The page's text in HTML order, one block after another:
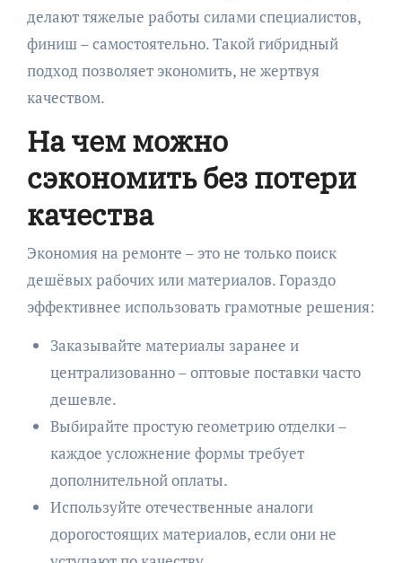
делают тяжелые работы силами специалистов,
финиш – самостоятельно. Такой гибридный
подход позволяет экономить, не жертвуя
качеством.
На чем можно
сэкономить без потери
качества
Экономия на ремонте – это не только поиск
дешёвых рабочих или материалов. Гораздо
эффективнее использовать грамотные решения:
Заказывайте материалы заранее и
централизованно – оптовые поставки часто
дешевле.
Выбирайте простую геометрию отделки –
каждое усложнение формы требует
дополнительной оплаты.
Используйте отечественные аналоги
дорогостоящих материалов, если они не